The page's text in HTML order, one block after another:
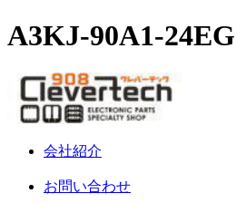
A3KJ-90A1-
会社紹介
お問い合わせ